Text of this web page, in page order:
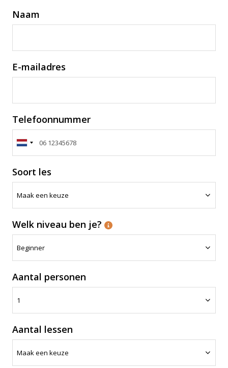
Naam
E-mailadres
Telefoonnummer
Soort les
Welk niveau ben je?
Aantal personen
Aantal lessen